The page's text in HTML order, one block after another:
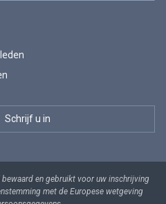
en gebruikt voor uw inschrijving
met de Europese wetgeving